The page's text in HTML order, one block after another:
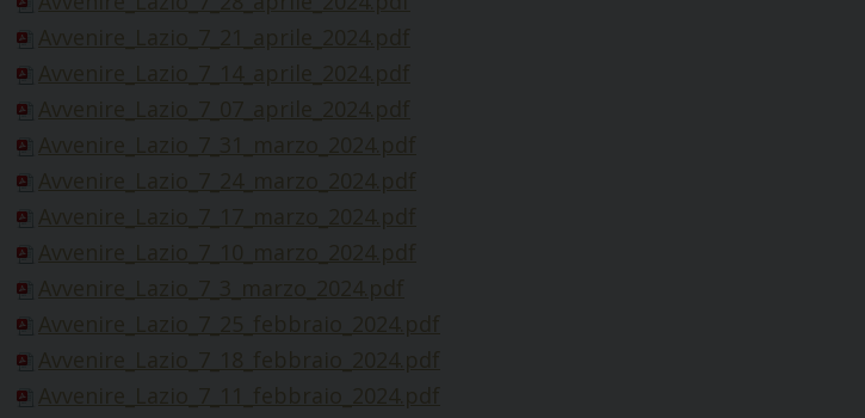
Avvenire_Lazio_7_21_aprile_2024.pdf
Avvenire_Lazio_7_14_aprile_2024.pdf
Avvenire_Lazio_7_07_aprile_2024.pdf
Avvenire_Lazio_7_31_marzo_2024.pdf
Avvenire_Lazio_7_24_marzo_2024.pdf
Avvenire_Lazio_7_17_marzo_2024.pdf
Avvenire_Lazio_7_10_marzo_2024.pdf
Avvenire_Lazio_7_3_marzo_2024.pdf
Avvenire_Lazio_7_25_febbraio_2024.pdf
Avvenire_Lazio_7_18_febbraio_2024.pdf
Avvenire_Lazio_7_11_febbraio_2024.pdf